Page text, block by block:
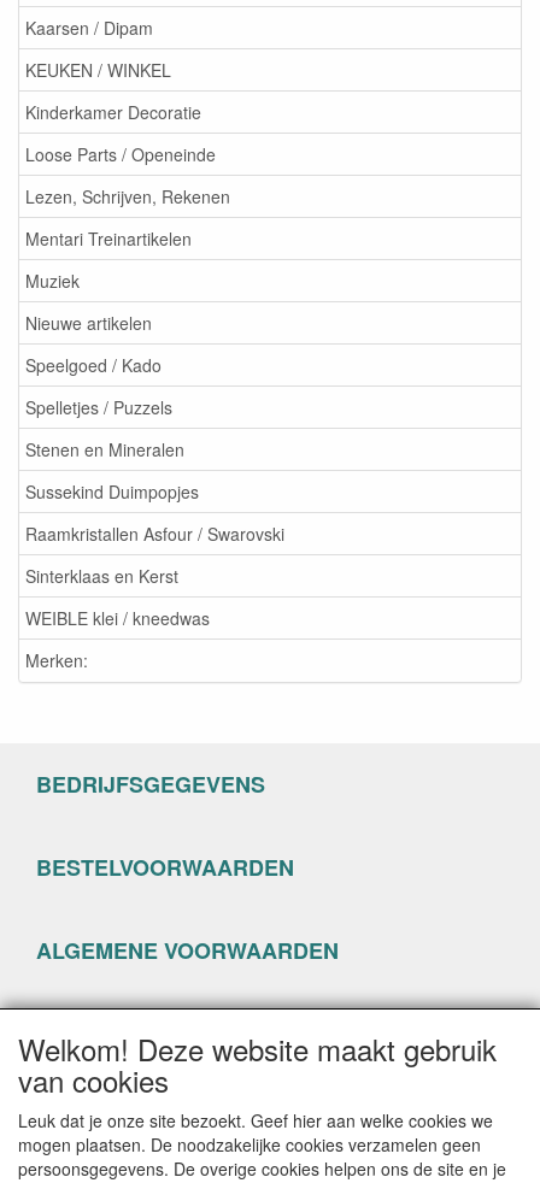
Kaarsen / Dipam
KEUKEN / WINKEL
Kinderkamer Decoratie
Loose Parts / Openeinde
Lezen, Schrijven, Rekenen
Mentari Treinartikelen
Muziek
Nieuwe artikelen
Speelgoed / Kado
Spelletjes / Puzzels
Stenen en Mineralen
Sussekind Duimpopjes
Raamkristallen Asfour / Swarovski
Sinterklaas en Kerst
WEIBLE klei / kneedwas
Merken:
BEDRIJFSGEGEVENS
BESTELVOORWAARDEN
ALGEMENE VOORWAARDEN
PRIVACYVERKLARING
Welkom! Deze website maakt gebruik
van cookies
Leuk dat je onze site bezoekt. Geef hier aan welke cookies we
mogen plaatsen. De noodzakelijke cookies verzamelen geen
persoonsgegevens. De overige cookies helpen ons de site en je